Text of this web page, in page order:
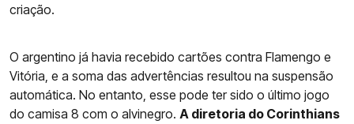
criação.
O argentino já havia recebido cartões contra Flamengo e
Vitória, e a soma das advertências resultou na suspensão
automática. No entanto, esse pode ter sido o último jogo
do camisa 8 com o alvinegro. A diretoria do Corinthians